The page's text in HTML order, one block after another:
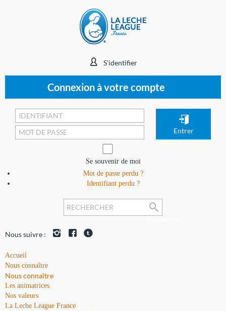
S'identifier
Connexion à votre compte
Se souvenir de moi
Mot de passe perdu ?
Identifiant perdu ?
Nous suivre :
Accueil
Nous connaître
Nous connaître
Les animatrices
Nos valeurs
La Leche League France